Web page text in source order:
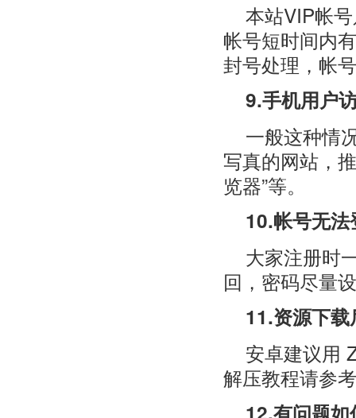
本站VIP帐
帐号短时间内
封号处理，帐
9.手机用户
一般这种情
写真的网站，
览器”等。
10.帐号无
大家注册时
回，密码尽量
11.资源下
安卓建议用
解压教程请参考
12.有问题